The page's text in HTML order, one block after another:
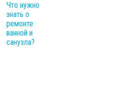
Что нужно
знать о
ремонте
ванной и
санузла?